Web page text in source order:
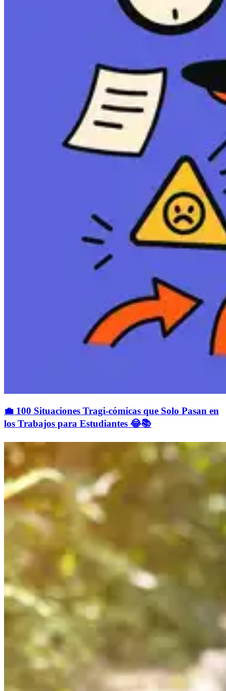
💼 100 Situaciones Tragi-cómicas que Solo Pasan en
los Trabajos para Estudiantes 😂📚